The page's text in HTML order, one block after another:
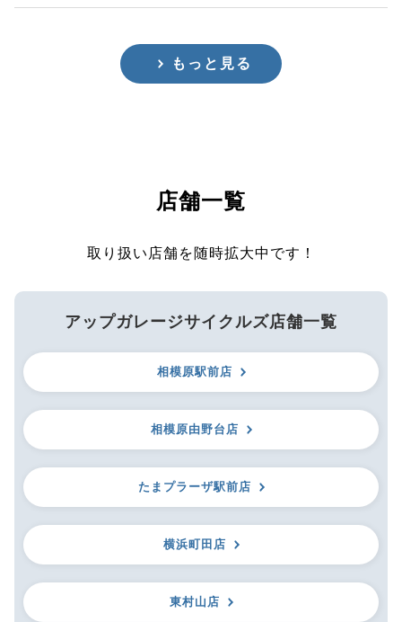
もっと見る
店舗一覧
取り扱い店舗を随時拡大中です！
アップガレージサイクルズ店舗一覧
相模原駅前店
相模原由野台店
たまプラーザ駅前店
横浜町田店
東村山店